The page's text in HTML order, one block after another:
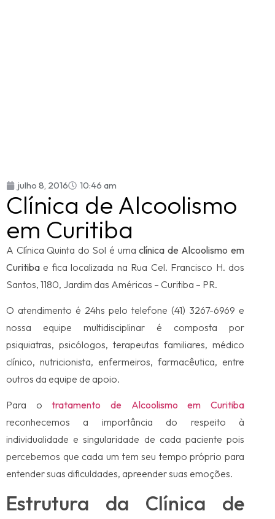
julho 8, 2016 10:46 am
Clínica de Alcoolismo
em Curitiba
A Clínica Quinta do Sol é umaclínica de Alcoolismo em
Curitiba e fica localizada na Rua Cel. Francisco H. dos
Santos, 1180, Jardim das Américas – Curitiba – PR.
O atendimento é 24hs pelo telefone (41) 3267-6969 e
nossa equipe multidisciplinar é composta por
psiquiatras, psicólogos, terapeutas familiares, médico
clínico, nutricionista, enfermeiros, farmacêutica, entre
outros da equipe de apoio.
Para otratamento de Alcoolismo em Curitiba
reconhecemos a importância do respeito à
individualidade e singularidade de cada paciente pois
percebemos que cada um tem seu tempo próprio para
entender suas dificuldades, apreender suas emoções.
Estrutura da Clínica de